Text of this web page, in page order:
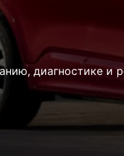
диагностике и